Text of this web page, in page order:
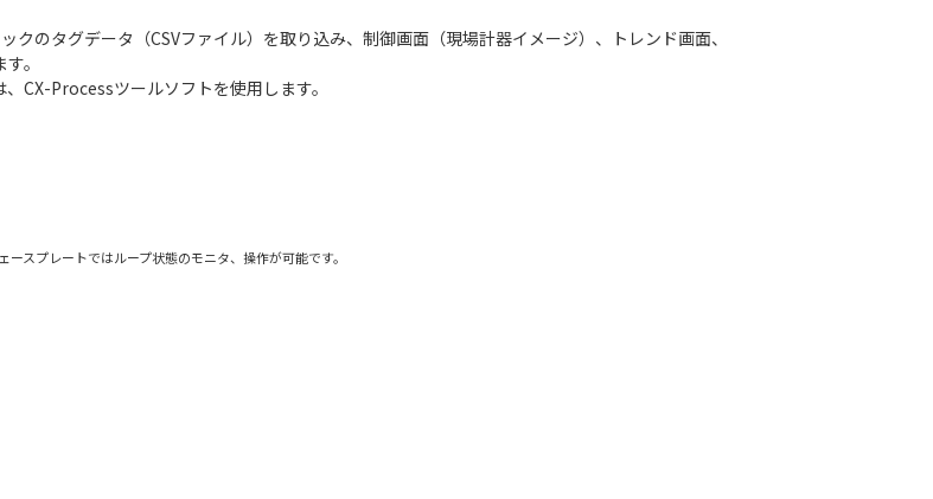
のタグデータ（CSVファイル）を取り込み、制御画面（現場計器イメージ）、トレンド画面、
。
CX-Processツールソフトを使用します。
スプレートではループ状態のモニタ、操作が可能です。